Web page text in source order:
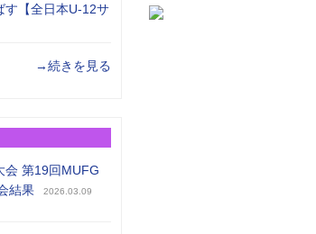
す【全日本U-12サ
→続きを見る
会 第19回MUFG
結果
2026.03.09